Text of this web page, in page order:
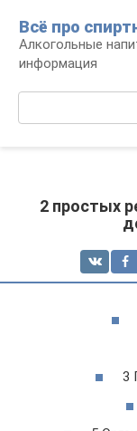
контенту
Всё про
Алкогольные
информация
2 простых
3